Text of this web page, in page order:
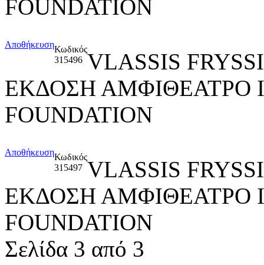
FOUNDATION
ΑποθήκευσηΚωδικός
315496 VLASSIS
ΕΚΔΟΣΗ ΑΜΦΙΘΕΑΤΡΟ
FOUNDATION
ΑποθήκευσηΚωδικός
315497 VLASSIS
ΕΚΔΟΣΗ ΑΜΦΙΘΕΑΤΡΟ
FOUNDATION
Σελίδα 3 από 3